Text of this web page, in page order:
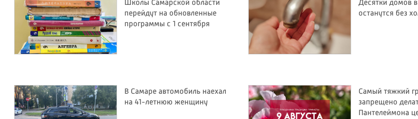
Школы Самарской области
перейдут на обновленные
программы с 1 сентября
Десятки домов
останутся без
В Самаре автомобиль наехал
на 41-летнюю женщину
Самый тяжкий
запрещено
Пантелеймона